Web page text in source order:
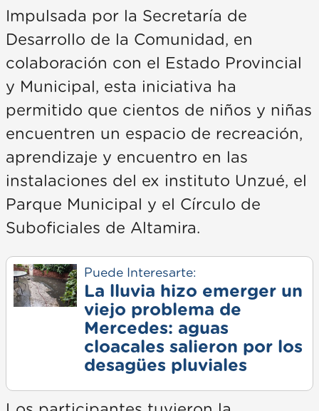
Impulsada por la Secretaría de
Desarrollo de la Comunidad, en
colaboración con el Estado Provincial
y Municipal, esta iniciativa ha
permitido que cientos de niños y niñas
encuentren un espacio de recreación,
aprendizaje y encuentro en las
instalaciones del ex instituto Unzué, el
Parque Municipal y el Círculo de
Suboficiales de Altamira.
Puede Interesarte:
La lluvia hizo emerger un
viejo problema de
Mercedes: aguas
cloacales salieron por los
desagües pluviales